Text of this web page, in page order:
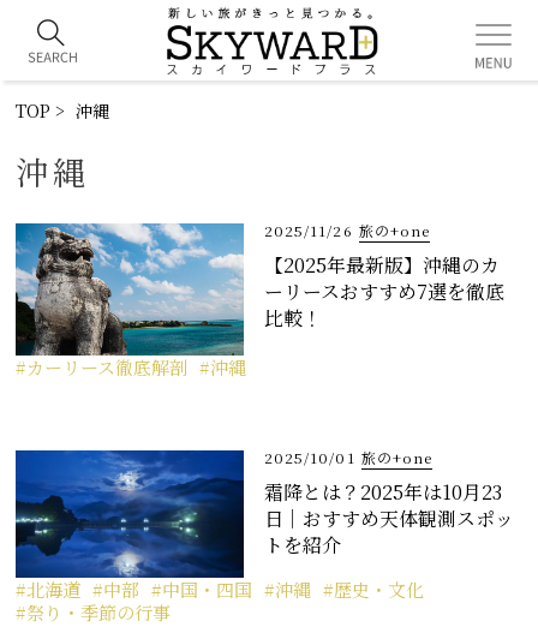
TOP 沖縄
沖縄
2025/11/26 旅の+one
【2025年最新版】沖縄のカ
ーリースおすすめ7選を徹底
比較！
カーリース徹底解剖 沖縄
2025/10/01 旅の+one
霜降とは？2025年は10月23
日｜おすすめ天体観測スポッ
トを紹介
北海道 中部 中国・四国 沖縄
歴史・文化
祭り・季節の行事